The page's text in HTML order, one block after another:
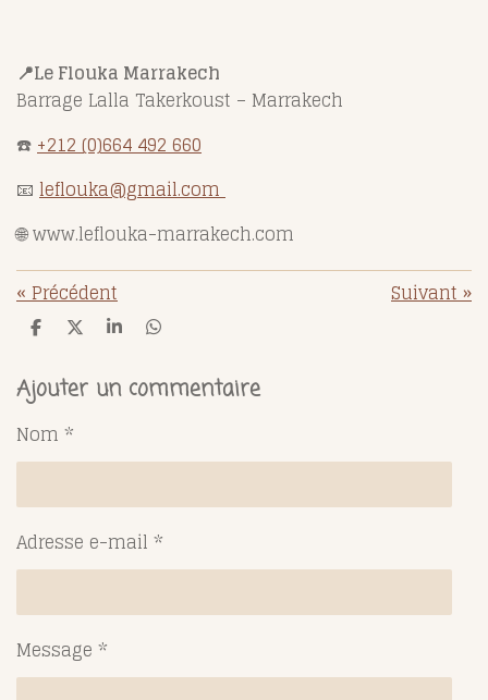
📍Le Flouka Marrakech
Barrage Lalla Takerkoust – Marrakech
☎️+212 (0)664 492 660
📧 leflouka@gmail.com
🌐 www.leflouka-marrakech.com
«Précédent Suivant»
P
t
a
e
r
P
t
a
r
P
t
a
r
P
t
a
r
Ajouter un commentaire
Nom *
Adresse e-mail *
Message *